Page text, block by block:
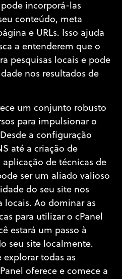
incorporá-las
conteúdo, meta
e URLs. Isso ajuda
a entenderem que o
pesquisas locais e pode
nos resultados de
um conjunto robusto
para impulsionar o
a configuração
até a criação de
de técnicas de
ser um aliado valioso
do seu site nos
locais. Ao dominar as
para utilizar o cPanel
estará um passo à
seu site localmente.
explorar todas as
oferece e comece a